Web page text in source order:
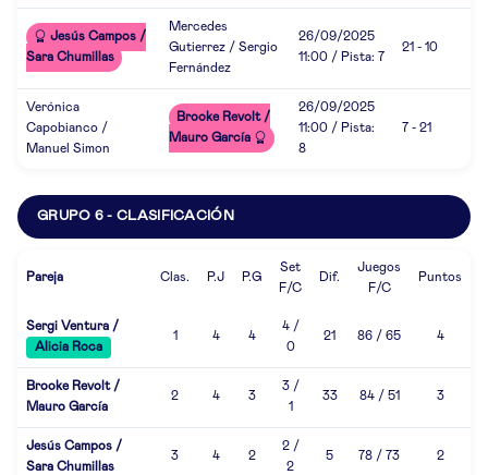
Jesús Campos /
Sara Chumillas
Mercedes
Gutierrez / Sergio
Fernández
26/09/2025
11:00 / Pista: 7
21 - 10
Verónica
Capobianco /
Manuel Simon
Brooke Revolt /
Mauro García
26/09/2025
11:00 / Pista:
8
7 - 21
GRUPO 6 - CLASIFICACIÓN
Pareja Clas. P.J P.G
Set
F/C
Dif.
Juegos
F/C
Puntos
Sergi Ventura /
Alicia Roca
1 4 4
4 /
0
21 86 / 65 4
Brooke Revolt /
Mauro García
2 4 3
3 /
1
33 84 / 51 3
Jesús Campos /
Sara Chumillas
3 4 2
2 /
2
5 78 / 73 2